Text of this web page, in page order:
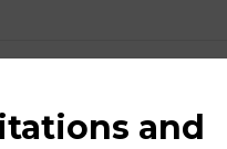
and